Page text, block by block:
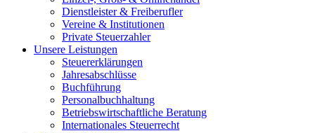
Dienstleister & Freiberufler
Vereine & Institutionen
Private Steuerzahler
Unsere Leistungen
Steuererklärungen
Jahresabschlüsse
Buchführung
Personalbuchhaltung
Betriebswirtschaftliche Beratung
Internationales Steuerrecht